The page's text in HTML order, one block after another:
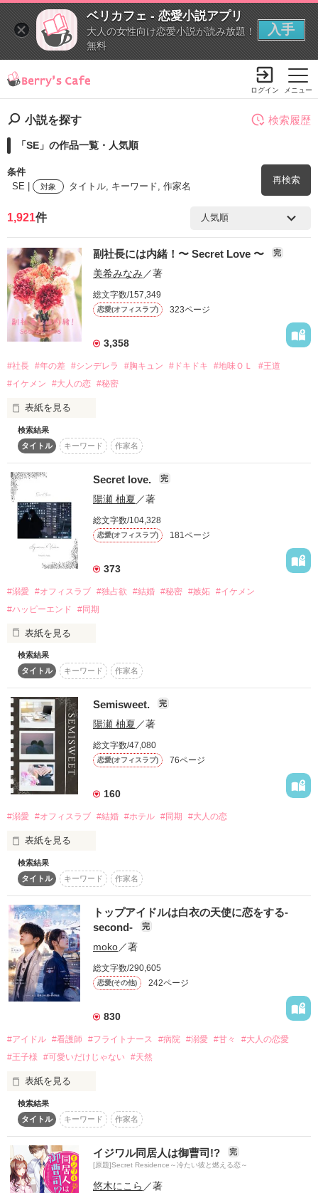
ベリカフェ - 恋愛小説アプリ
大人の女性向け恋愛小説が読み放題！
無料
入手
メニュー
ログイン
小説を探す
「SE」の作品一覧・人気順
条件
SE |
対象 タイトル, キーワード, 作家名
再検索
検索ワード
を含む
詳しく検索
タイトル キーワード
ジャンル
感想
ステータス
作品の長さ
コンテスト
超短編！フェチから始まる溺愛コンテスト
スターツ出版小説投稿サイト合同企画「1話からの長編大
賞」ベリーズカフェ会場
その他の条件
検索履歴
1,921件
副社長には内緒！〜 Secret Love 〜 完
美希みなみ ／著
総文字数/157,349
恋愛(オフィスラブ) 323ページ
3,358
#社長 #年の差 #シンデレラ #胸キュン #ドキドキ #地味ＯＬ
#王道
#イケメン
#大人の恋 #秘密
表紙を見る
「え……？！」
「副社長……」
水川 莉乃  24歳  副社長秘書
長谷川 誠  29歳   大手IT企業  副社長
真面目な地味OL⁈と遊び人の副社長⁈
「さあ？」
「副社長には内緒」サイエンスコーポレーションシリーズ第一
弾です。
第二弾　心の鍵をもう一度　（書籍化に伴い、改題しました。
俺様室長は愛する人を閉じ込めたい）
第三弾　お願いダーリン
2022/10/09　短編になっていたX'mas Presentの続編、莉乃の
妊娠～出産までのお話になります。
X'mas Presentが一つだけお話が浮いていたので、どこにいれ
ようかと思ったのですが、こちらに入れさせていただきます。
ください。
作品を読む
検索結果
タイトル
キーワード 作家名
Secret love. 完
陽瀬 柚夏 ／著
総文字数/104,328
恋愛(オフィスラブ) 181ページ
373
#溺愛 #オフィスラブ #独占欲 #結婚 #秘密 #嫉妬 #イケメン
#ハッピーエンド
#同期
表紙を見る
大手企業の支社の経理部として勤務する川﨑　優花(28)は、同
期で営業部の及川　歩(28)と交際して4回目の記念日を迎えた。
会社では2人の関係はずっと隠している。
及川が「会社に恋愛事が周りにバレてごたごたしたりすんの嫌
だから言わない。」と、それだけの理由で周りに公表する事を
許さない。
交際を隠すことで、未来の事や自分たちの関係性に不安を感じ,
及川との気持ちにずれを感じる一方だった。
関連作
→『Excessive love.』
『Reunion love.』
作品を読む
検索結果
タイトル
キーワード 作家名
Semisweet. 完
陽瀬 柚夏／著
総文字数/47,080
恋愛(オフィスラブ) 76ページ
160
#溺愛 #オフィスラブ #結婚 #ホテル #同期 #大人の恋
表紙を見る
ホテルの営業担当として勤務する咲間　菜穂(27)には、婚約者
がいた。
その婚約者に振られ、同じく営業担当の同期、瑞野　匠に2人
で飲みに行った際に話を聞いてもらい、この事があって恋なん
てしないと心に誓った。
その後日の出勤日で、上司に婚約破棄をしたと報告しようと上
司と話していると、瑞野がそこに乗り込んでくる。
その時に言い放った言葉は─────。
作品を読む
検索結果
タイトル
キーワード 作家名
トップアイドルは白衣の天使に恋をする-
second-
完
moko／著
総文字数/290,605
恋愛(その他) 242ページ
830
#アイドル #看護師 #フライトナース #病院 #溺愛 #甘々
#大人の恋愛
#王子様
#可愛いだけじゃない #天然
表紙を見る
スーパーナース
×
トップアイドル
season2
〈“好き”だけじゃ、乗り越えられない距離がある〉
検索結果
タイトル
キーワード 作家名
イジワル同居人は御曹司!? 完
[原題]Secret Residence～冷たい彼と燃える恋～
悠木にこら ／著